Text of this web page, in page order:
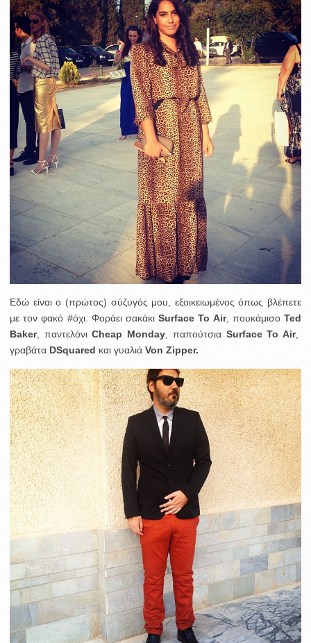
Εδώ είναι ο (πρώτος) σύζυγός μου, εξοικειωμένος όπως βλέπετε
με τον φακό #όχι. Φοράει σακάκι Surface To Air, πουκάμισοTed
Baker, παντελόνιCheap Monday , παπούτσια Surface To Air,
γραβάτα DSquared και γυαλιά Von Zipper.